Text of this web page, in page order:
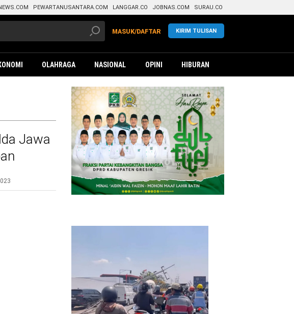
PEWARTANUSANTARA.COM LANGGAR.CO JOBNAS.COM SURAU.CO
KIRIM TULISAN
MASUK/DAFTAR
OLAHRAGA NASIONAL OPINI HIBURAN
Jawa